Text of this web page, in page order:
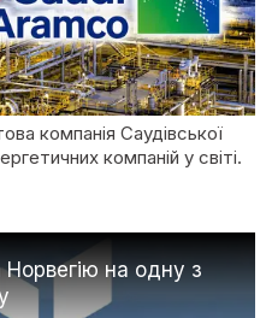
компанія Саудівської
компаній у світі.
на одну з